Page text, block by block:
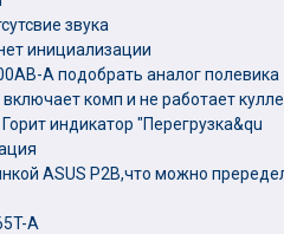
звука
инициализации
A подобрать аналог полевика
комп и не работает
индикатор "Перегрузка&qu
ASUS P2B,что можно
A